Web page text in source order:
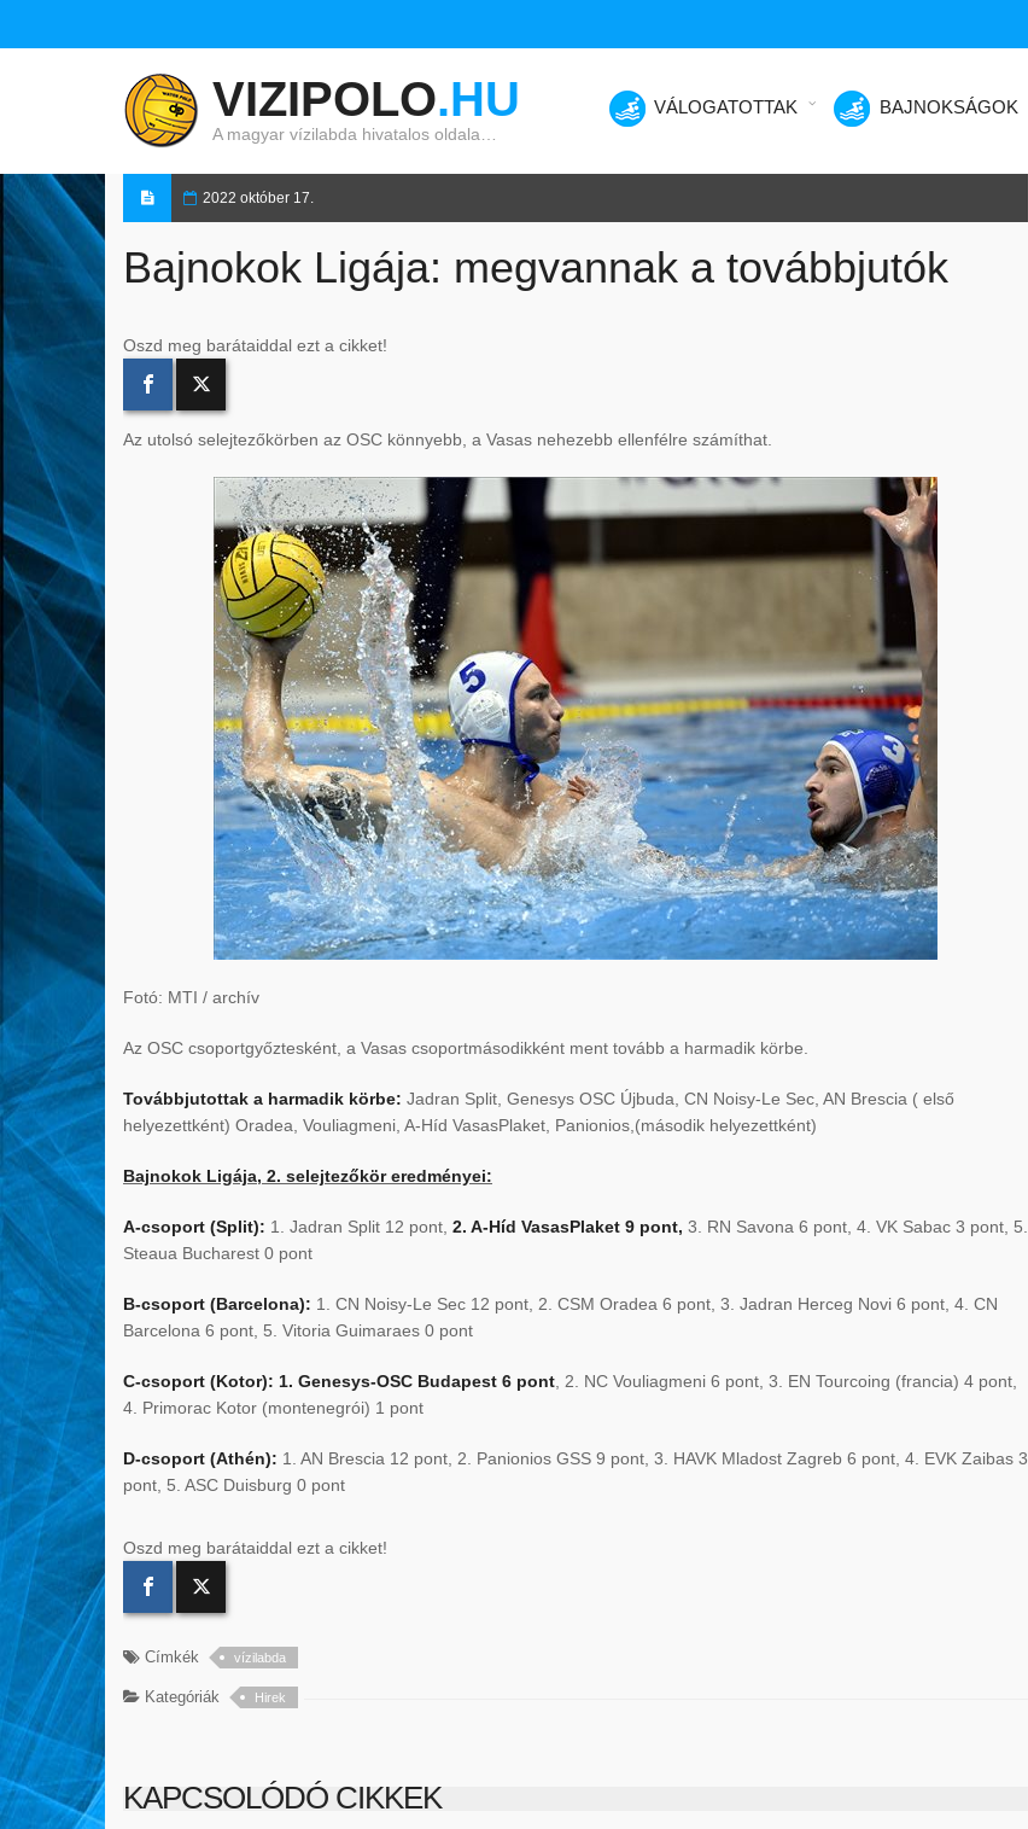
VIZIPOLO.HU
A magyar vízilabda hivatalos oldala…
VÁLOGATOTTAK BAJNOKSÁGOK
2022 október 17.
Bajnokok Ligája: megvannak a továbbjutók
Oszd meg barátaiddal ezt a cikket!
Az utolsó selejtezőkörben az OSC könnyebb, a Vasas nehezebb ellenfélre számíthat.
Fotó: MTI / archív
Az OSC csoportgyőztesként, a Vasas csoportmásodikként ment tovább a harmadik körbe.
Továbbjutottak a harmadik körbe: Jadran Split, Genesys OSC Újbuda, CN Noisy-Le Sec, AN Brescia ( első
helyezettként) Oradea, Vouliagmeni, A-Híd VasasPlaket, Panionios,(második helyezettként)
Bajnokok Ligája, 2. selejtezőkör eredményei:
A-csoport (Split): 1. Jadran Split 12 pont, 2. A-Híd VasasPlaket 9 pont, 3. RN Savona 6 pont, 4. VK Sabac 3 pont, 5.
Steaua Bucharest 0 pont
B-csoport (Barcelona): 1. CN Noisy-Le Sec 12 pont, 2. CSM Oradea 6 pont, 3. Jadran Herceg Novi 6 pont, 4. CN
Barcelona 6 pont, 5. Vitoria Guimaraes 0 pont
C-csoport (Kotor): 1. Genesys-OSC Budapest 6 pont , 2. NC Vouliagmeni 6 pont, 3. EN Tourcoing (francia) 4 pont,
4. Primorac Kotor (montenegrói) 1 pont
D-csoport (Athén): 1. AN Brescia 12 pont, 2. Panionios GSS 9 pont, 3. HAVK Mladost Zagreb 6 pont, 4. EVK Zaibas 3
pont, 5. ASC Duisburg 0 pont
Oszd meg barátaiddal ezt a cikket!
Címkék vízilabda
Kategóriák Hirek
KAPCSOLÓDÓ CIKKEK